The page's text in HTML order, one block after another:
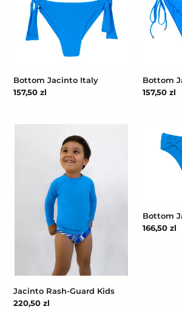
Jacinto
Italy
Bottom Jacinto Italy
Cena
157,50 zl
Jacinto
Ibiza-
Comfy
Bottom
Cena
157,50 zl
Jacinto Rash-Guard Kids
Cena
220,50 zl
Jacinto
Bottom
Cena
166,50 zl